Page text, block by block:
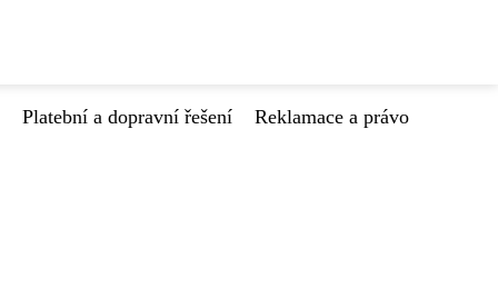
Platební a dopravní řešení Reklamace a právo